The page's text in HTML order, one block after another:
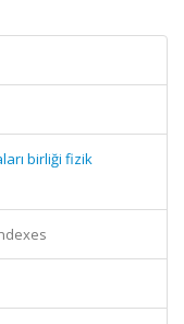
birliği fizik